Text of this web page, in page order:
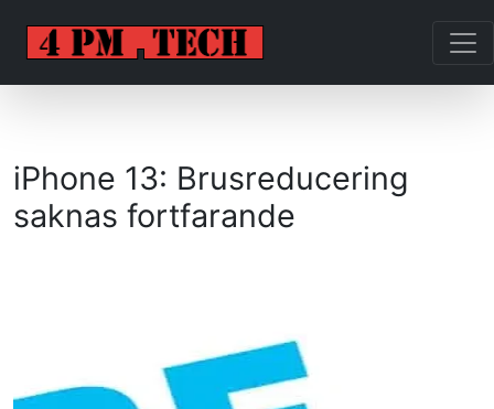
iPhone 13: Brusreducering
saknas fortfarande